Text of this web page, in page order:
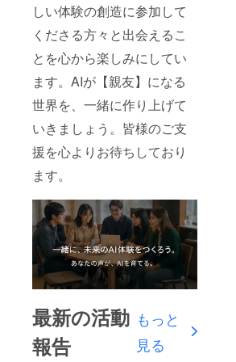
しい体験の創造に参加して
くださる方々と出会えるこ
とを心から楽しみにしてい
ます。AIが【親友】になる
世界を、一緒に作り上げて
いきましょう。皆様のご支
援を心よりお待ちしており
ます。
最新の活動
報告
もっと
見る